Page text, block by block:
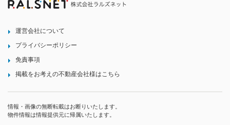
運営会社について
プライバシーポリシー
免責事項
掲載をお考えの不動産会社様はこちら
情報・画像の無断転載はお断りいたします。
物件情報は情報提供元に帰属いたします。